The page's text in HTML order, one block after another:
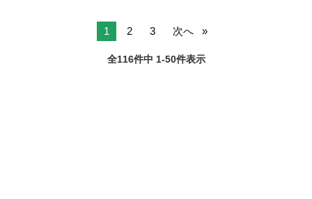
1 2 3 次へ
全116件中 1-50件表示